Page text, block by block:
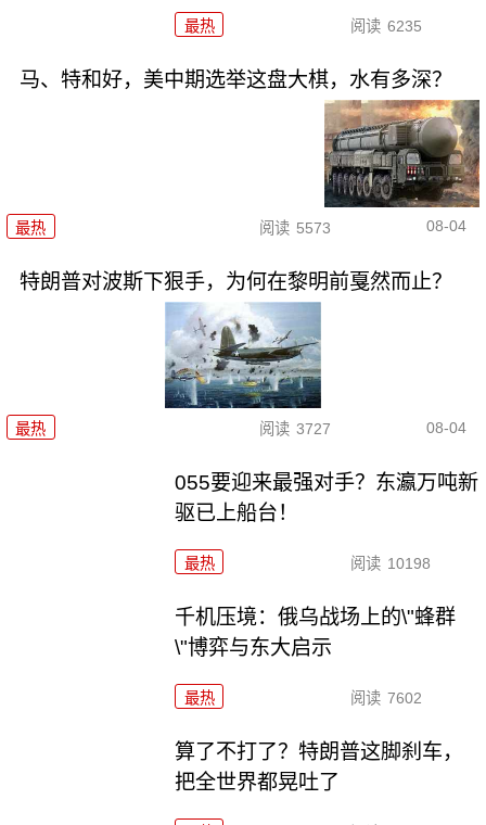
最热 阅读 6235
马、特和好，美中期选举这盘大棋，水有多深？
最热 阅读 5573 08-04
特朗普对波斯下狠手，为何在黎明前戛然而止？
最热 阅读 3727 08-04
055要迎来最强对手？东瀛万吨新
驱已上船台！
最热 阅读 10198
千机压境：俄乌战场上的\"蜂群
\"博弈与东大启示
最热 阅读 7602
算了不打了？特朗普这脚刹车，
把全世界都晃吐了